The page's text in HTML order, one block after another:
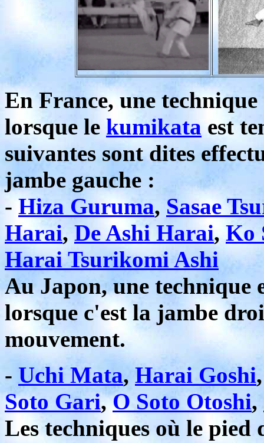
En France, une
lorsque le kumikataest
suivantes sont dites
jambe gauche :
-Hiza Guruma, Sasae
Harai, De Ashi Harai, Ko
Harai Tsurikomi Ashi
Au Japon, une technique
lorsque c'est la jambe
mouvement.
- Uchi Mata, Harai Goshi
Soto Gari,O Soto Otoshi,
Les techniques où le